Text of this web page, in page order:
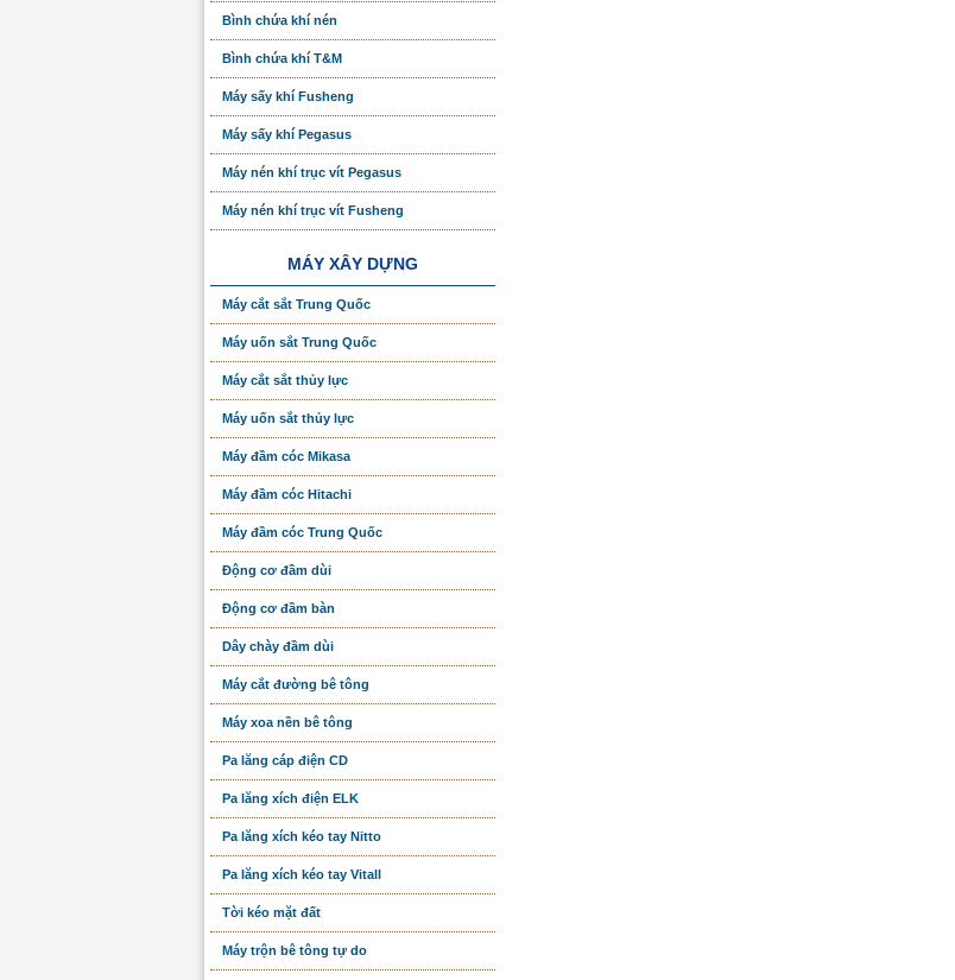
Bình chứa khí nén
Bình chứa khí T&M
Máy sấy khí Fusheng
Máy sấy khí Pegasus
Máy nén khí trục vít Pegasus
Máy nén khí trục vít Fusheng
MÁY XÂY DỰNG
Máy cắt sắt Trung Quốc
Máy uốn sắt Trung Quốc
Máy cắt sắt thủy lực
Máy uốn sắt thủy lực
Máy đầm cóc Mikasa
Máy đầm cóc Hitachi
Máy đầm cóc Trung Quốc
Động cơ đầm dùi
Động cơ đầm bàn
Dây chày đầm dùi
Máy cắt đường bê tông
Máy xoa nền bê tông
Pa lăng cáp điện CD
Pa lăng xích điện ELK
Pa lăng xích kéo tay Nitto
Pa lăng xích kéo tay Vitall
Tời kéo mặt đất
Máy trộn bê tông tự do